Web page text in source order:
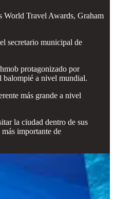
World Travel Awards, Graham
secretario municipal de
protagonizado por
balompié a nivel mundial.
más grande a nivel
la ciudad dentro de sus
importante de